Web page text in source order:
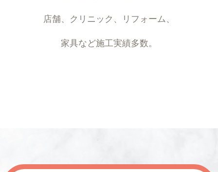
店舗、クリニック、リフォーム、
家具など施工実績多数。